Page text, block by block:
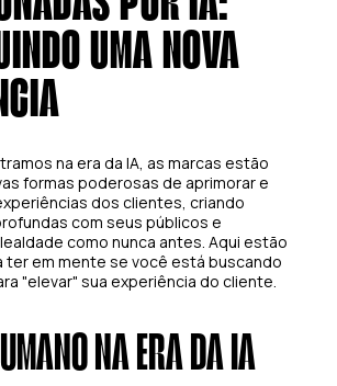
UMA NOVA
na era da IA, as marcas estão
formas poderosas de aprimorar e
dos clientes, criando
com seus públicos e
como nunca antes. Aqui estão
ter em mente se você está buscando
"elevar" sua experiência do cliente.
NA ERA DA IA